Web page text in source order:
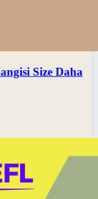
Size Daha